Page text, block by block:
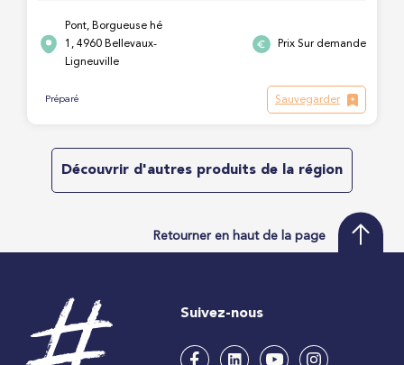
Pont, Borgueuse hé
1, 4960 Bellevaux-
Ligneuville
Prix Sur demande
Préparé Sauvegarder
Découvrir d'autres produits de la région
Retourner en haut de la page
Suivez-nous